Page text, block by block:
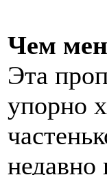
Чем
Эта
упорно
недавно